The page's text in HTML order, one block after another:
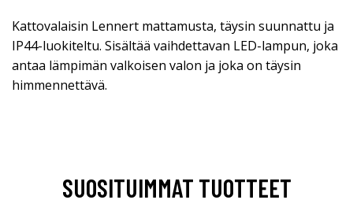
Kattovalaisin Lennert mattamusta, täysin suunnattu ja
IP44-luokiteltu. Sisältää vaihdettavan LED-lampun, joka
antaa lämpimän valkoisen valon ja joka on täysin
himmennettävä.
SUOSITUIMMAT TUOTTEET